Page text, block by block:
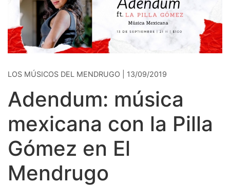
LOS MÚSICOS DEL MENDRUGO | 13/09/2019
Adendum: música
mexicana con la Pilla
Gómez en El
Mendrugo